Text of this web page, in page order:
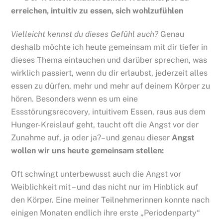
erreichen, intuitiv zu essen, sich wohlzufühlen
Vielleicht kennst du dieses Gefühl auch? Genau
deshalb möchte ich heute gemeinsam mit dir tiefer in
dieses Thema eintauchen und darüber sprechen, was
wirklich passiert, wenn du dir erlaubst, jederzeit alles
essen zu dürfen, mehr und mehr auf deinem Körper zu
hören. Besonders wenn es um eine
Essstörungsrecovery, intuitivem Essen, raus aus dem
Hunger-Kreislauf geht, taucht oft die Angst vor der
Zunahme auf, ja oder ja?– und genau dieserAngst
wollen wir uns heute gemeinsam stellen:
Oft schwingt unterbewusst auch die Angst vor
Weiblichkeit mit – und das nicht nur im Hinblick auf
den Körper. Eine meiner Teilnehmerinnen konnte nach
einigen Monaten endlich ihre erste „Periodenparty“